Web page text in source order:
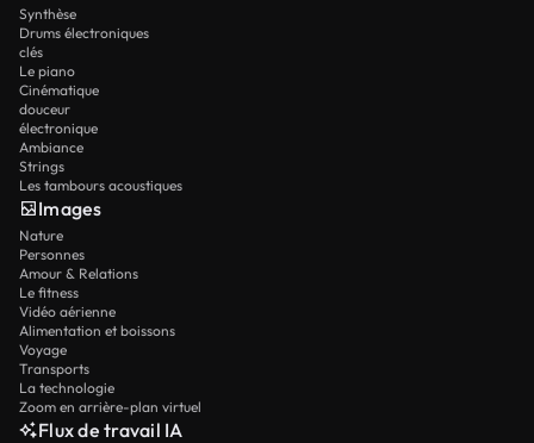
Synthèse
Drums électroniques
clés
Le piano
Cinématique
douceur
électronique
Ambiance
Strings
Les tambours acoustiques
Images
Nature
Personnes
Amour & Relations
Le fitness
Vidéo aérienne
Alimentation et boissons
Voyage
Transports
La technologie
Zoom en arrière-plan virtuel
Flux de travail IA